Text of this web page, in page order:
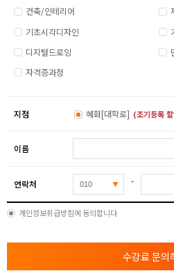
건축/인테리어
기초시각디자인
디지털드로잉
자격증과정
지점 혜화[대학로] (조기등록
이름
연락처 -
개인정보취급방침에 동의합니다
수강료 문의